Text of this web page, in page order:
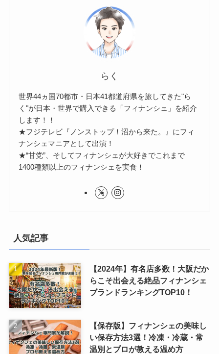
らく
世界44ヵ国70都市・日本41都道府県を旅してきた"ら
く"が日本・世界で購入できる「フィナンシェ」を紹介
します！！
★フジテレビ『ノンストップ！沼から来た。』にフィ
ナンシェマニアとして出演！
★“甘党”、そしてフィナンシェが大好きでこれまで
1400種類以上のフィナンシェを実食！
人気記事
【2024年】有名店多数！大阪だか
らこそ出会える絶品フィナンシェ
ブランドランキングTOP10！
【保存版】フィナンシェの美味し
い保存方法3選！冷凍・冷蔵・常
温別とプロが教える温め方